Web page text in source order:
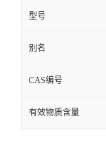
型号
别名
CAS编号
有效物质含量